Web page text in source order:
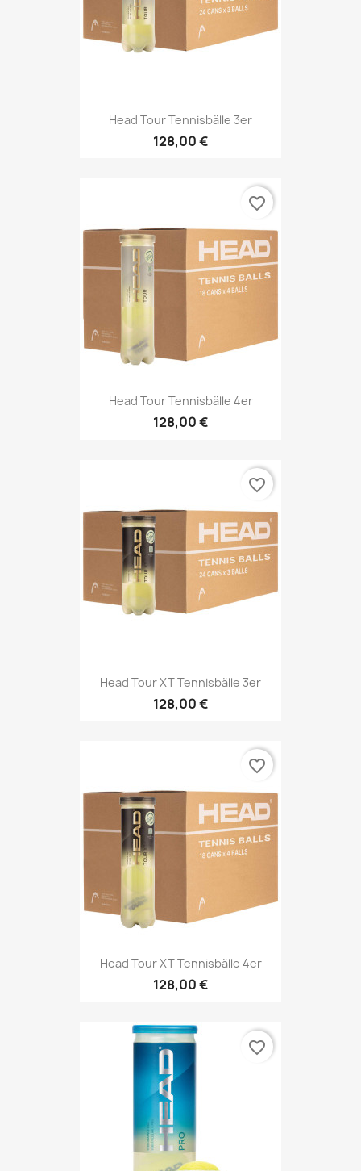
Head Tour Tennisbälle 3er
128,00 €
Head Tour Tennisbälle 4er
128,00 €
favorite_border
Head Tour XT Tennisbälle 3er
128,00 €
favorite_border
Head Tour XT Tennisbälle 4er
128,00 €
favorite_border
favorite_border